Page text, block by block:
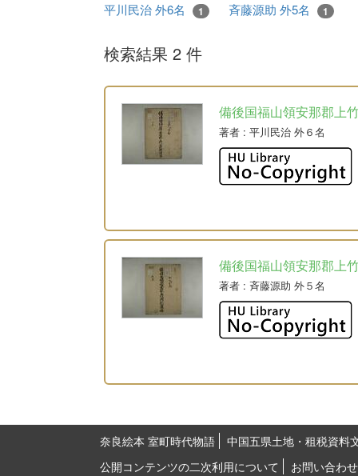
平川民治 外6名 1 斉藤源助 外5名 1
検索結果 2 件
備後国福山領安那郡上
著者 : 平川民治 外６名
備後国福山領安那郡上
著者 : 斉藤源助 外５名
奈良絵本 室町時代物語
中国五県土地・租税資料
公開コンテンツの二次利用について
お問い合わせ